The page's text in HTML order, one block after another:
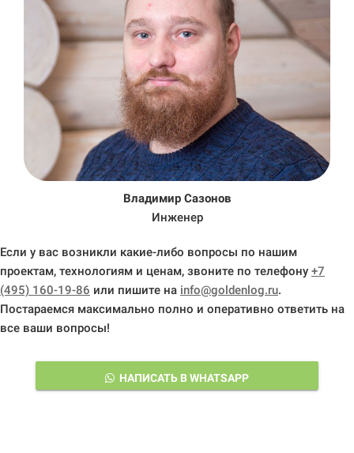
Владимир Сазонов
Инженер
Если у вас возникли какие-либо вопросы по нашим
проектам, технологиям и ценам, звоните по телефону +7
(495) 160-19-86 или пишите на info@goldenlog.ru.
Постараемся максимально полно и оперативно ответить на
все ваши вопросы!
НАПИСАТЬ В WHATSAPP